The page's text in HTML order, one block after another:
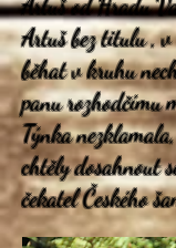
Artuš od Hradu
Artuš bez titulu ,
běhat v kruhu
panu rozhodčímu
Týnka
chtěly dosahnout
čekatel Českého